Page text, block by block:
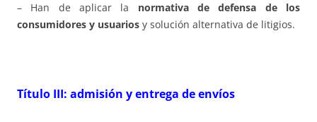
– Han de aplicar la normativa de defensa de los
consumidores y usuarios y solución alternativa de litigios.
Título III: admisión y entrega de envíos